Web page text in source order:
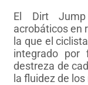
El Dirt
acrobáticos en
la que el
integrado por
destreza de
la fluidez de